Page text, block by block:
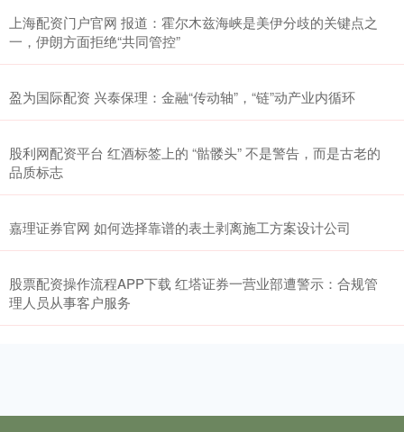
上海配资门户官网 报道：霍尔木兹海峡是美伊分歧的关键点之
一，伊朗方面拒绝“共同管控”
盈为国际配资 兴泰保理：金融“传动轴”，“链”动产业内循环
股利网配资平台 红酒标签上的 “骷髅头” 不是警告，而是古老的
品质标志
嘉理证券官网 如何选择靠谱的表土剥离施工方案设计公司
股票配资操作流程APP下载 红塔证券一营业部遭警示：合规管
理人员从事客户服务